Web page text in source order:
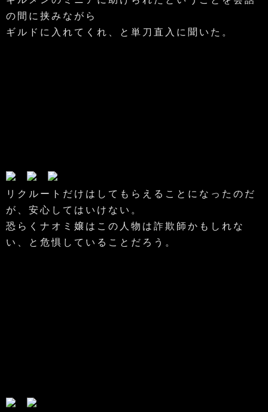
の間に挟みながら
ギルドに入れてくれ、と単刀直入に聞いた。
リクルートだけはしてもらえることになったのだ
が、安心してはいけない。
恐らくナオミ嬢はこの人物は詐欺師かもしれな
い、と危惧していることだろう。